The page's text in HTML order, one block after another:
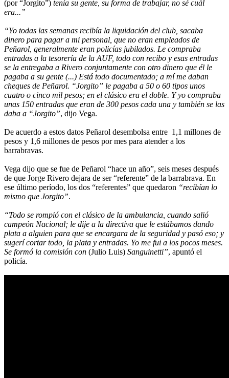
(por “Jorgito”) tenía su gente, su forma de trabajar, no sé cuál
era...”
“Yo todas las semanas recibía la liquidación del club, sacaba
dinero para pagar a mi personal, que no eran empleados de
Peñarol, generalmente eran policías jubilados. Le compraba
entradas a la tesorería de la AUF, todo con recibo y esas entradas
se la entregaba a Rivero conjuntamente con otro dinero que él le
pagaba a su gente (...) Está todo documentado; a mí me daban
cheques de Peñarol. “Jorgito” le pagaba a 50 o 60 tipos unos
cuatro o cinco mil pesos; en el clásico era el doble. Y yo compraba
unas 150 entradas que eran de 300 pesos cada una y también se las
daba a “Jorgito”, dijo Vega.
De acuerdo a estos datos Peñarol desembolsa entre 1,1 millones de
pesos y 1,6 millones de pesos por mes para atender a los
barrabravas.
Vega dijo que se fue de Peñarol “hace un año”, seis meses después
de que Jorge Rivero dejara de ser “referente” de la barrabrava. En
ese último período, los dos “referentes” que quedaron “recibían lo
mismo que Jorgito”.
“Todo se rompió con el clásico de la ambulancia, cuando salió
campeón Nacional; le dije a la directiva que le estábamos dando
plata a alguien para que se encargara de la seguridad y pasó eso; y
sugerí cortar todo, la plata y entradas. Yo me fui a los pocos meses.
Se formó la comisión con (Julio Luis) Sanguinetti”, apuntó el
policía.